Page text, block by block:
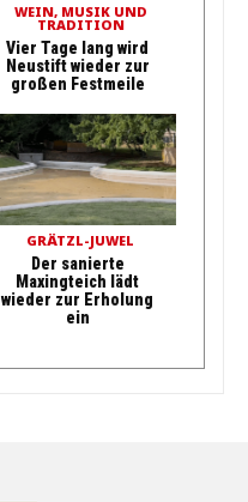
WEIN, MUSIK UND
TRADITION
Vier Tage lang wird
Neustift wieder zur
großen Festmeile
GRÄTZL-JUWEL
Der sanierte
Maxingteich lädt
wieder zur Erholung
ein